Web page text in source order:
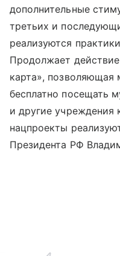
дополнительные
третьих и
реализуются
Продолжает
карта», позволяющая
бесплатно посещать
и другие учреждения
нацпроекты
Президента РФ